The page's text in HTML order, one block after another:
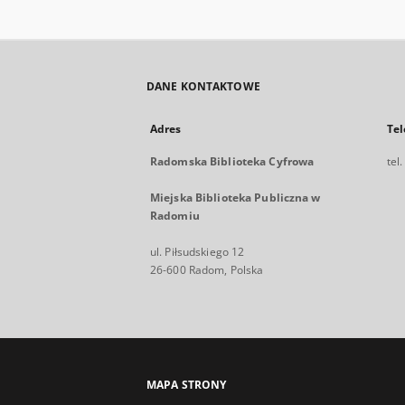
DANE KONTAKTOWE
Adres
Radomska Biblioteka Cyfrowa
Miejska Biblioteka Publiczna w
Radomiu
ul. Piłsudskiego 12
26-600 Radom, Polska
tel.
MAPA STRONY